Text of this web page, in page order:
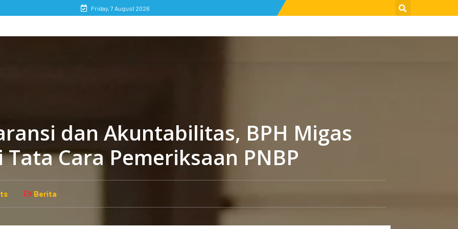
Friday, 7 August 2026
dan Akuntabilitas, BPH Migas
Cara Pemeriksaan PNBP
Berita